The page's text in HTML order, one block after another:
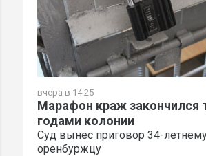
вчера в 14:25
Марафон краж закончился
годами колонии
Суд вынес приговор 34-
оренбуржцу